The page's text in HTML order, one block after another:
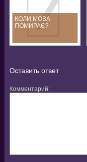
КОЛИ МОВА
ПОМИРАЄ?
Оставить ответ
Комментарий